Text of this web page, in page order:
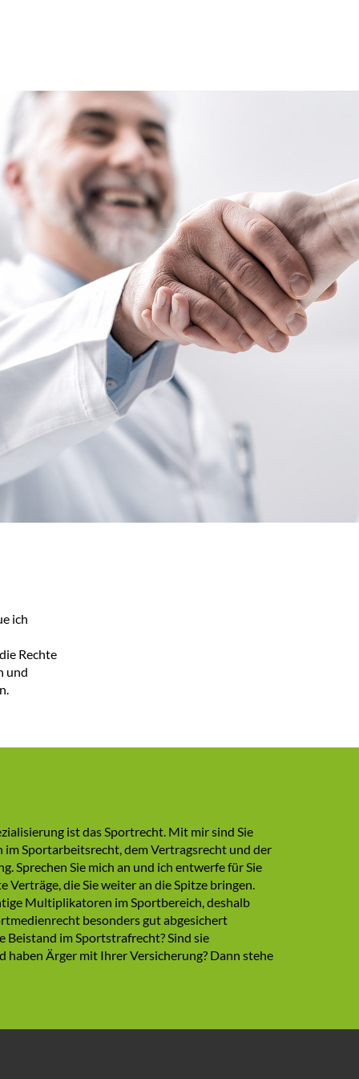
Erfolg
- Sören Kleinke
Kleinke
Sören Kleinke
ich
Rechte
und
ist das Sportrecht. Mit mir sind Sie
im Sportarbeitsrecht, dem Vertragsrecht und der
Sprechen Sie mich an und ich entwerfe für Sie
Verträge, die Sie weiter an die Spitze bringen.
Multiplikatoren im Sportbereich, deshalb
besonders gut abgesichert
Beistand im Sportstrafrecht? Sind sie
haben Ärger mit Ihrer Versicherung? Dann stehe